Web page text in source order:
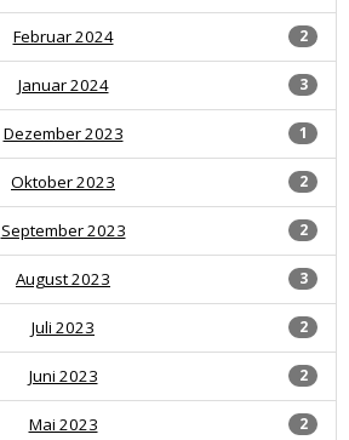
2
Februar 2024
3
Januar 2024
1
Dezember 2023
2
Oktober 2023
2
September 2023
3
August 2023
2
Juli 2023
2
Juni 2023
2
Mai 2023